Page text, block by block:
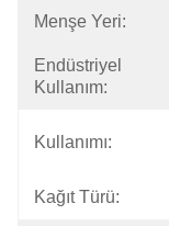
Menşe Yeri:
Endüstriyel
Kullanım:
Kullanımı:
Kağıt Türü: